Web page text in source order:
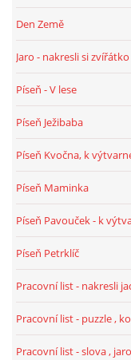
BÁSNĚ K TÉMATU
POHYBOVÉ
TÝDENNÍ PLÁNY
MONTESSORI
Den Země
Jaro - nakresli si zvířátko
Píseň - V lese
Píseň Ježibaba
Píseň Kvočna, k
Píseň Maminka
Píseň Pavouček - k
Píseň Petrklíč
Pracovní list - nakresli
Pracovní list - puzzle ,
Pracovní list - slova , jaro